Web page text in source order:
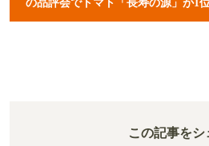
の品評会でトマト「長寿の源」が1
この記事をシ